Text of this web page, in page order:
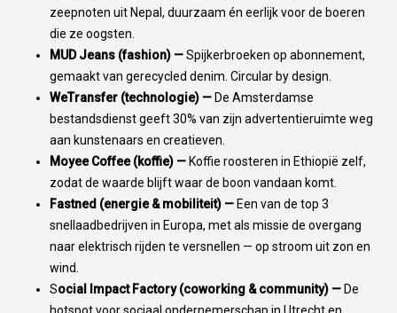
zeepnoten uit Nepal, duurzaam én eerlijk voor de boeren
die ze oogsten.
MUD Jeans (fashion) —Spijkerbroeken op abonnement,
gemaakt van gerecycled denim. Circular by design.
WeTransfer (technologie) — De Amsterdamse
bestandsdienst geeft 30% van zijn advertentieruimte weg
aan kunstenaars en creatieven.
Moyee Coffee (koffie) — Koffie roosteren in Ethiopië zelf,
zodat de waarde blijft waar de boon vandaan komt.
Fastned (energie & mobiliteit) — Een van de top 3
snellaadbedrijven in Europa, met als missie de overgang
naar elektrisch rijden te versnellen — op stroom uit zon en
wind.
Social Impact Factory (coworking & community) — De